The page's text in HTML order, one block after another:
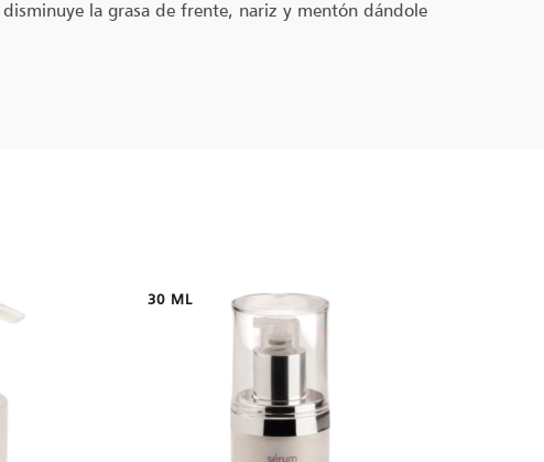
la grasa de frente, nariz y mentón dándole
30 ML